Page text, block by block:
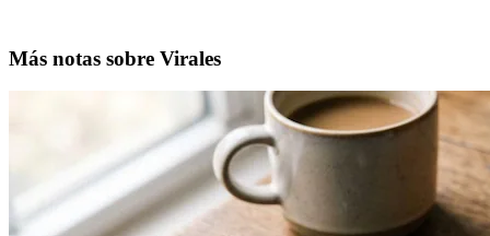
Más notas sobre Virales